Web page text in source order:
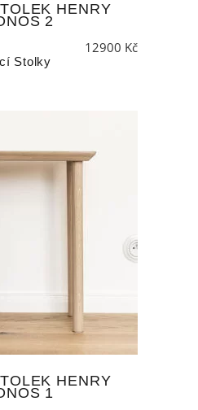
HENRY
2
12900 Kč
Stolky
HENRY
1